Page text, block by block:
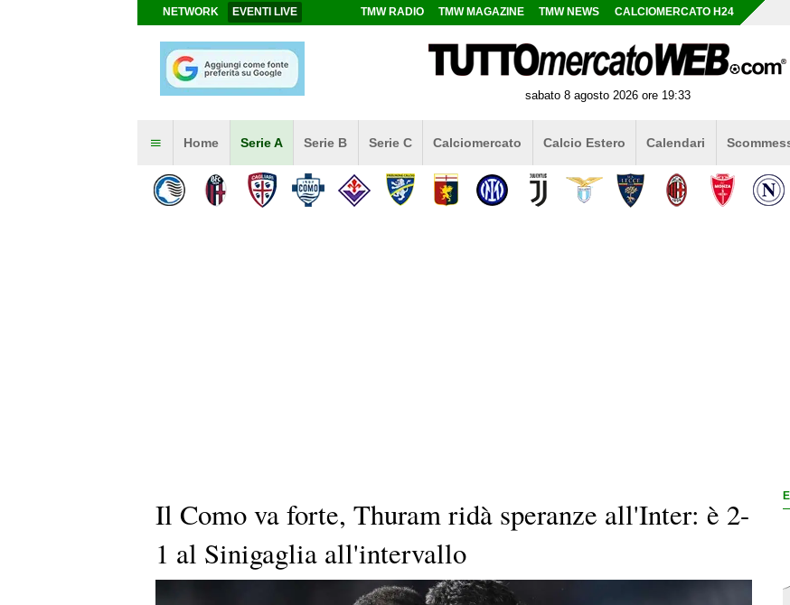
NETWORK EVENTI LIVE TMW RADIO TMW MAGAZINE TMW NEWS CALCIOMERCATO H24
sabato 8 agosto 2026 ore 19:33
Home Serie A Serie B Serie C Calciomercato Calcio Estero Calendari
Il Como va forte, Thuram ridà speranze all'Inter: è 2-
1 al Sinigaglia all'intervallo